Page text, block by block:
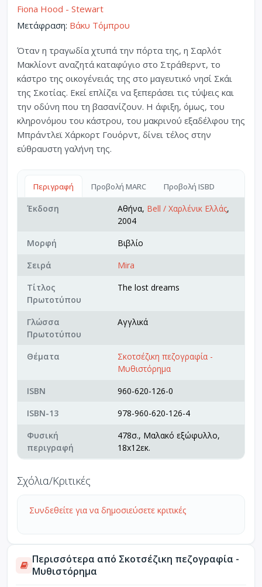
Fiona Hood - Stewart
Μετάφραση: Βάκυ Τόμπρου
Όταν η τραγωδία χτυπά την πόρτα της, η Σαρλότ
Μακλίοντ αναζητά καταφύγιο στο Στράθερντ, το
κάστρο της οικογένειάς της στο μαγευτικό νησί Σκάι
της Σκοτίας. Εκεί επλίζει να ξεπεράσει τις τύψεις και
την οδύνη που τη βασανίζουν. Η άφιξη, όμως, του
κληρονόμου του κάστρου, του μακρινού εξαδέλφου της
Μπράντλεϊ Χάρκορτ Γουόρντ, δίνει τέλος στην
εύθραυστη γαλήνη της.
Περιγραφή Προβολή MARC Προβολή ISBD
Έκδοση Αθήνα, Bell / Χαρλένικ Ελλάς,
2004
Μορφή
Βιβλίο
Σειρά
Mira
Τίτλος
Πρωτοτύπου
The lost dreams
Γλώσσα
Πρωτοτύπου
Αγγλικά
Θέματα
Σκοτσέζικη πεζογραφία -
Μυθιστόρημα
ISBN
960-620-126-0
ISBN-13
978-960-620-126-4
Φυσική
περιγραφή
478σ., Μαλακό εξώφυλλο,
18x12εκ.
Σχόλια/Κριτικές
Συνδεθείτε για να δημοσιεύσετε κριτικές
Περισσότερα από Σκοτσέζικη πεζογραφία -
Μυθιστόρημα